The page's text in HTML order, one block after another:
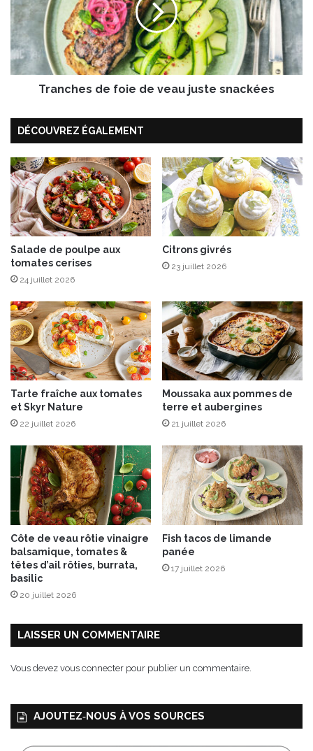
m
p
g
n
e
n
o
y
e
r
n
o
i
r
c
h
e
s
d
o
e
d
e
v
e
a
u
j
u
s
e
s
n
a
c
k
é
e
s
Tranches de foie de veau juste snackées
DÉCOUVREZ ÉGALEMENT
Salade de poulpe aux
tomates cerises
24 juillet 2026
Citrons givrés
23 juillet 2026
Tarte fraîche aux tomates
et Skyr Nature
22 juillet 2026
Moussaka aux pommes de
terre et aubergines
21 juillet 2026
Côte de veau rôtie vinaigre
balsamique, tomates &
têtes d’ail rôties, burrata,
basilic
20 juillet 2026
Fish tacos de limande
panée
17 juillet 2026
LAISSER UN COMMENTAIRE
Vous devez vous connecter pour publier un commentaire.
AJOUTEZ‑NOUS À VOS SOURCES